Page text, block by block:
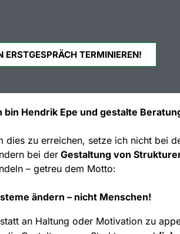
TERMINIEREN!
bin Hendrik Epe und gestalte
dies zu erreichen, setze ich nicht bei
bei der Gestaltung von
– getreu dem Motto:
ändern – nicht Menschen!
an Haltung oder Motivation zu